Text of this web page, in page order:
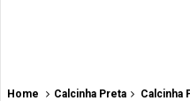
Home Calcinha Preta Calcinha